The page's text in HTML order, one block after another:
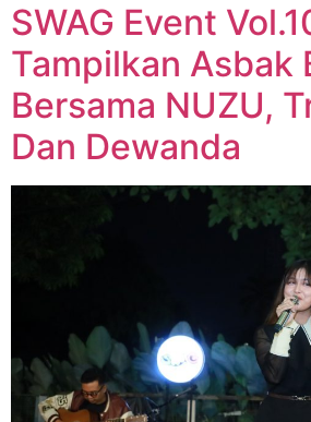
SWAG Event
Tampilkan Asbak
Bersama NUZU,
Dan Dewanda